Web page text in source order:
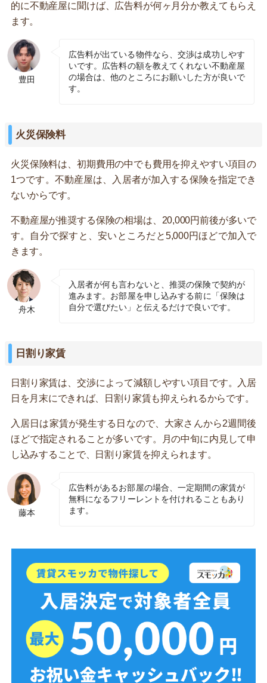
的に不動産屋に聞けば、広告料が何ヶ月分か教えてもらえ
ます。
豊田
広告料が出ている物件なら、交渉は成功しやす
いです。広告料の額を教えてくれない不動産屋
の場合は、他のところにお願いした方が良いで
す。
火災保険料
火災保険料は、初期費用の中でも費用を抑えやすい項目の
1つです。不動産屋は、入居者が加入する保険を指定でき
ないからです。
不動産屋が推奨する保険の相場は、20,000円前後が多いで
す。自分で探すと、安いところだと5,000円ほどで加入で
きます。
舟木
入居者が何も言わないと、推奨の保険で契約が
進みます。お部屋を申し込みする前に「保険は
自分で選びたい」と伝えるだけで良いです。
日割り家賃
日割り家賃は、交渉によって減額しやすい項目です。入居
日を月末にできれば、日割り家賃も抑えられるからです。
入居日は家賃が発生する日なので、大家さんから2週間後
ほどで指定されることが多いです。月の中旬に内見して申
し込みすることで、日割り家賃を抑えられます。
藤本
広告料があるお部屋の場合、一定期間の家賃が
無料になるフリーレントを付けれることもあり
ます。